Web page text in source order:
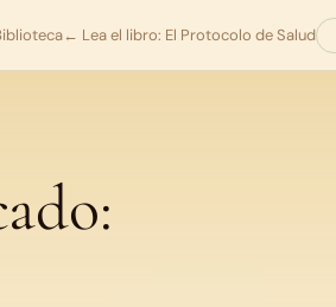
← Lea el libro: El Protocolo de Salud